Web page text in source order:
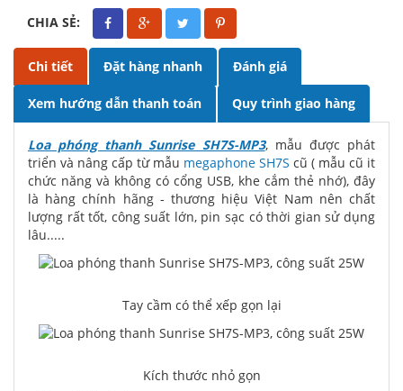
CHIA SẺ:
Chi tiết Đặt hàng nhanh Đánh giá
Xem hướng dẫn thanh toán Quy trình giao hàng
Loa phóng thanh Sunrise SH7S-MP3, mẫu được phát
triển và nâng cấp từ mẫu megaphone SH7S cũ ( mẫu cũ it
chức năng và không có cổng USB, khe cắm thẻ nhớ), đây
là hàng chính hãng - thương hiệu Việt Nam nên chất
lượng rất tốt, công suất lớn, pin sạc có thời gian sử dụng
lâu.....
Tay cầm có thể xếp gọn lại
Kích thước nhỏ gọn